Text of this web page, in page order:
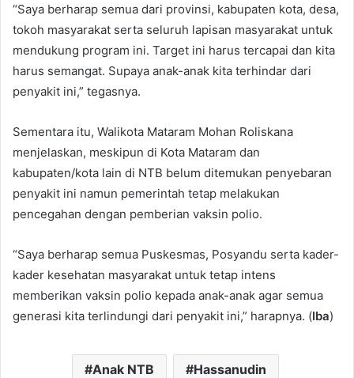
“Saya berharap semua dari provinsi, kabupaten kota, desa,
tokoh masyarakat serta seluruh lapisan masyarakat untuk
mendukung program ini. Target ini harus tercapai dan kita
harus semangat. Supaya anak-anak kita terhindar dari
penyakit ini,” tegasnya.
Sementara itu, Walikota Mataram Mohan Roliskana
menjelaskan, meskipun di Kota Mataram dan
kabupaten/kota lain di NTB belum ditemukan penyebaran
penyakit ini namun pemerintah tetap melakukan
pencegahan dengan pemberian vaksin polio.
“Saya berharap semua Puskesmas, Posyandu serta kader-
kader kesehatan masyarakat untuk tetap intens
memberikan vaksin polio kepada anak-anak agar semua
generasi kita terlindungi dari penyakit ini,” harapnya. (Iba)
Anak NTB Hassanudin